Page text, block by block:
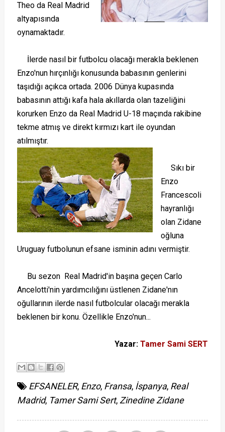
Theo da Real Madrid
altyapısında
oynamaktadır.
İlerde nasıl bir futbolcu olacağı merakla beklenen
Enzo'nun hırçınlığı konusunda babasının genlerini
taşıdığı açıkca ortada. 2006 Dünya kupasında
babasının attığı kafa hala akıllarda olan tazeliğini
korurken Enzo da Real Madrid U-18 maçında rakibine
tekme atmış ve direkt kırmızı kart ile oyundan
atılmıştır.
Sıkı bir
Enzo
Francescoli
hayranlığı
olan Zidane
oğluna
Uruguay futbolunun efsane isminin adını vermiştir.
Bu sezon Real Madrid'in başına geçen Carlo
Ancelotti'nin yardımcılığını üstlenen Zidane'nın
oğullarının ilerde nasıl futbolcular olacağı merakla
beklenen bir konu. Özellikle Enzo'nun...
Yazar:Tamer Sami SERT
EFSANELER, Enzo, Fransa, İspanya, Real
Madrid, Tamer Sami Sert, Zinedine Zidane